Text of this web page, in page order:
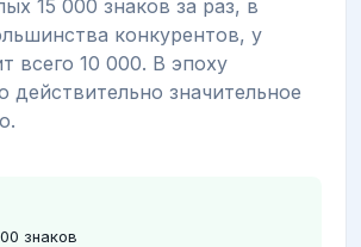
15 000 знаков за раз, в
конкурентов, у
всего 10 000. В эпоху
действительно значительное
знаков